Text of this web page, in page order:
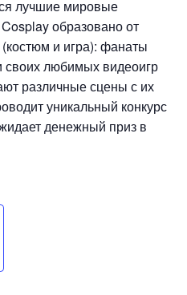
лучшие мировые
образовано от
и игра): фанаты
любимых видеоигр
различные сцены с их
уникальный конкурс
денежный приз в